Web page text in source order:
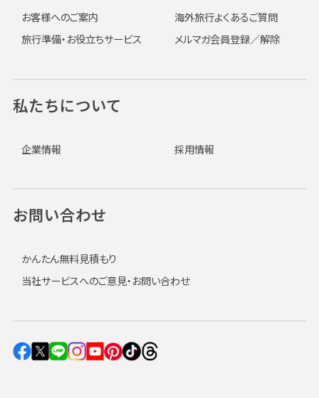
お客様へのご案内
海外旅行よくあるご質問
旅行準備・お役立ちサービス
メルマガ会員登録／解除
私たちについて
企業情報 採用情報
お問い合わせ
かんたん無料見積もり
当社サービスへのご意見・お問い合わせ